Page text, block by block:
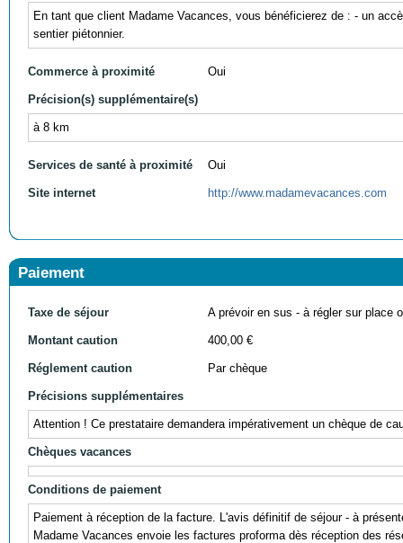
En tant que client Madame Vacances, vous bénéficierez de : - un
sentier piétonnier.
Commerce à proximité Oui
Précision(s) supplémentaire(s)
à 8 km
Services de santé à proximité Oui
Site internet http://www.madamevacances.com
Paiement
Taxe de séjour A prévoir en sus - à régler sur place
Montant caution 400,00 €
Réglement caution Par chèque
Précisions supplémentaires
Attention ! Ce prestataire demandera impérativement un chèque de
Chèques vacances
Conditions de paiement
Paiement à réception de la facture. L'avis définitif de séjour - à
Madame Vacances envoie les factures proforma dès réception des